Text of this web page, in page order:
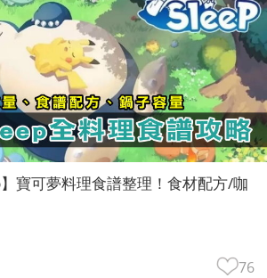
寶可夢料理食譜整理！食材配方/咖
76